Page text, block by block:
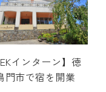
インターン】徳
門市で宿を開業